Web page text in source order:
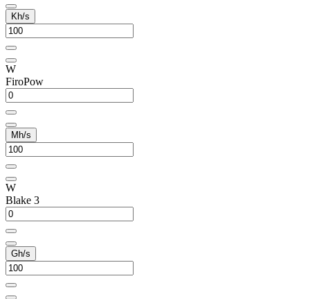
Kh/s
W
FiroPow
Mh/s
W
Blake 3
Gh/s